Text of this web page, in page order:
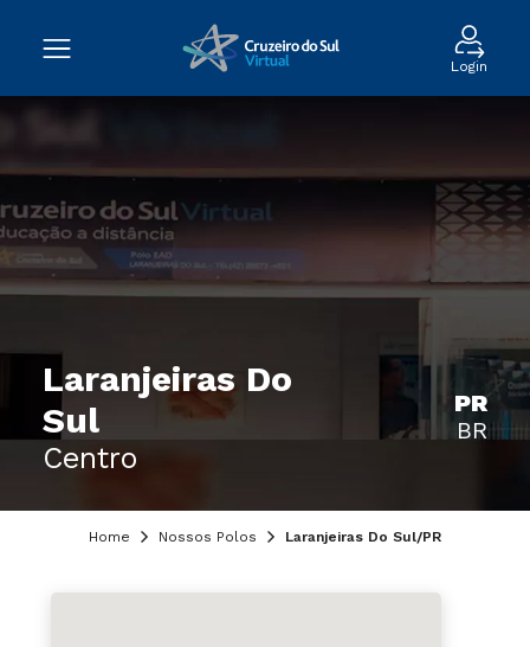
Login
Laranjeiras Do
Sul
Centro
PR
BR
Home Nossos Polos Laranjeiras Do Sul/PR